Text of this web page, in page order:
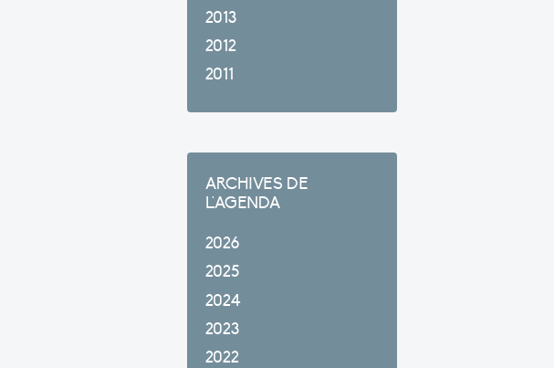
2013
2012
2011
ARCHIVES DE
L'AGENDA
2026
2025
2024
2023
2022